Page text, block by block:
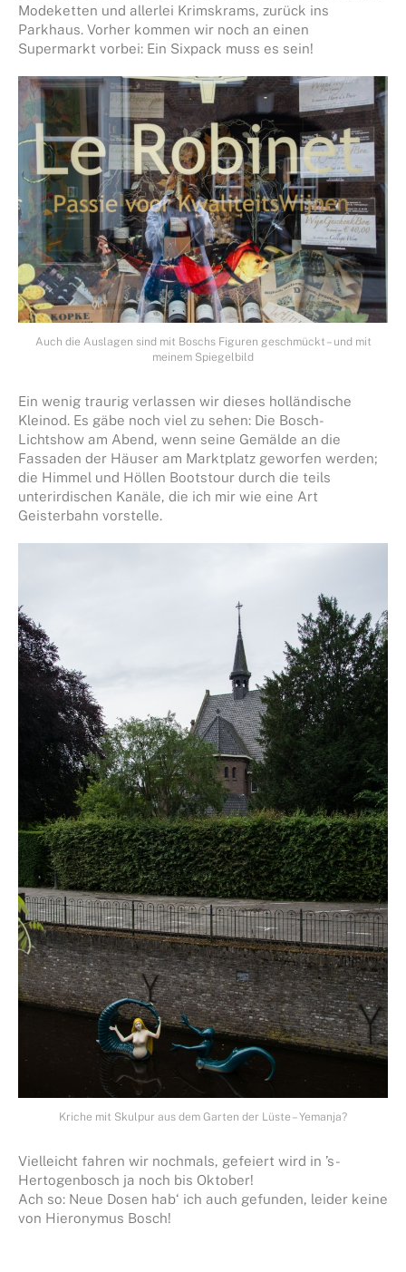
Modeketten und allerlei Krimskrams, zurück ins
Parkhaus. Vorher kommen wir noch an einen
Supermarkt vorbei: Ein Sixpack muss es sein!
Auch die Auslagen sind mit Boschs Figuren geschmückt – und mit
meinem Spiegelbild
Ein wenig traurig verlassen wir dieses holländische
Kleinod. Es gäbe noch viel zu sehen: Die Bosch-
Lichtshow am Abend, wenn seine Gemälde an die
Fassaden der Häuser am Marktplatz geworfen werden;
die Himmel und Höllen Bootstour durch die teils
unterirdischen Kanäle, die ich mir wie eine Art
Geisterbahn vorstelle.
Kriche mit Skulpur aus dem Garten der Lüste – Yemanja?
Vielleicht fahren wir nochmals, gefeiert wird in ’s-
Hertogenbosch ja noch bis Oktober!
Ach so: Neue Dosen hab‘ ich auch gefunden, leider keine
von Hieronymus Bosch!